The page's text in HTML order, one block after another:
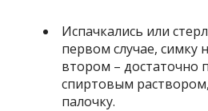
Испачкались или
первом случае, симку
втором – достаточно
спиртовым
палочку.